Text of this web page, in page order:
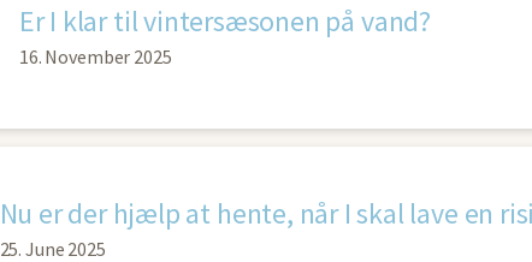
Er I klar til vintersæsonen på vand?
16. November 2025
Nu er der hjælp at hente, når I skal lave en
25. June 2025